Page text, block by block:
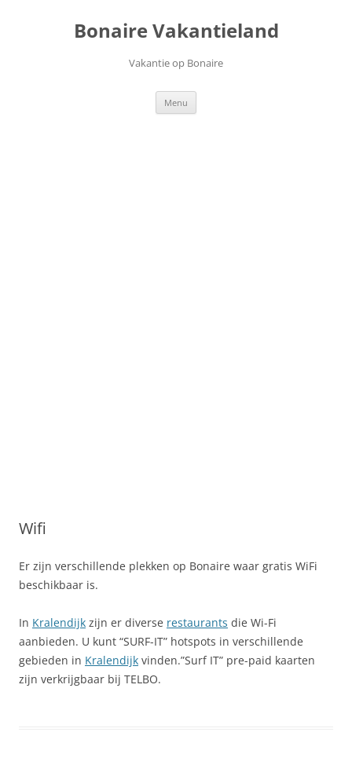
Bonaire Vakantieland
Vakantie op Bonaire
Menu
Wifi
Er zijn verschillende plekken op Bonaire waar gratis WiFi
beschikbaar is.
In Kralendijk zijn er diverse restaurants die Wi-Fi
aanbieden. U kunt “SURF-IT” hotspots in verschillende
gebieden in Kralendijk vinden.”Surf IT” pre-paid kaarten
zijn verkrijgbaar bij TELBO.